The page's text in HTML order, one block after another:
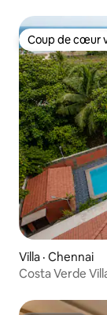
Coup de cœur
Coup de cœur
Villa · Chennai
Costa Verde